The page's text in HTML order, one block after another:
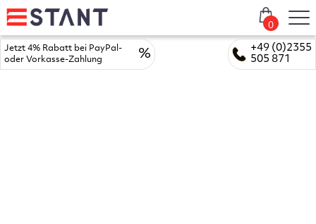
+49 (0)2355
505 871
Jetzt 4% Rabatt bei PayPal-
oder Vorkasse-Zahlung
%
0